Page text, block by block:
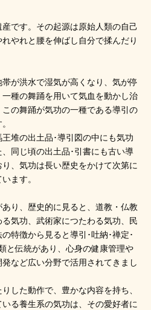
です。その起源は原始人類の自己
やれと腰を伸ばし自分で揉んだり
が洪水で湿気が高くなり、気が停
種の舞踊を用いて気血を動かし治
の舞踊が気功の一種である導引の
堆の出土品･導引図の中にも気功
同じ頃の出土品･引書にも古い導
、気功は長い歴史をかけて次第に
ます。
り、歴史的に見ると、道教・仏教
気功、武術家につたわる気功、民
特徴から見ると導引･吐納･禅定･
と伝統があり、心身の健康管理や
など広い分野で活用されてきまし
した動作で、豊かな内容を持ち、
る養生系の気功は、その愛好者に